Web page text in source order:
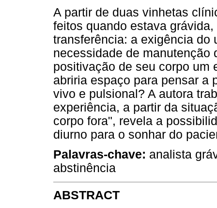
A partir de duas vinhetas
feitos quando estava
transferência: a exigência do
necessidade de manutenção
positivação de seu corpo um
abriria espaço para pensar a
vivo e pulsional? A autora
experiência, a partir da
corpo fora", revela a
diurno para o sonhar do
Palavras-chave: analista
abstinência
ABSTRACT